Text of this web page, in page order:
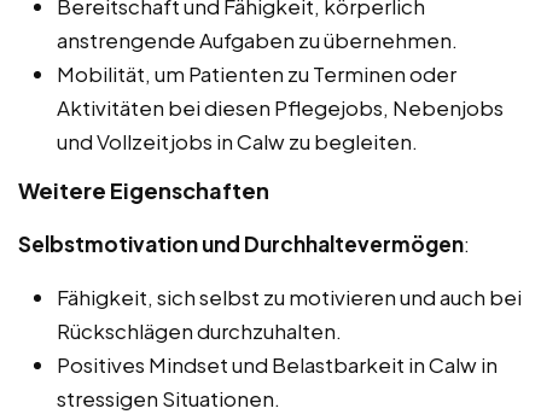
Bereitschaft und Fähigkeit, körperlich
anstrengende Aufgaben zu übernehmen.
Mobilität, um Patienten zu Terminen oder
Aktivitäten bei diesen Pflegejobs, Nebenjobs
und Vollzeitjobs in Calw zu begleiten.
Weitere Eigenschaften
Selbstmotivation und Durchhaltevermögen:
Fähigkeit, sich selbst zu motivieren und auch bei
Rückschlägen durchzuhalten.
Positives Mindset und Belastbarkeit in Calw in
stressigen Situationen.